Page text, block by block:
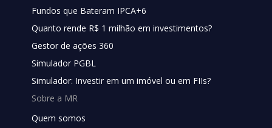
Fundos que Bateram IPCA+6
Quanto rende R$ 1 milhão em investimentos?
Gestor de ações 360
Simulador PGBL
Simulador: Investir em um imóvel ou em FIIs?
Sobre a MR
Quem somos